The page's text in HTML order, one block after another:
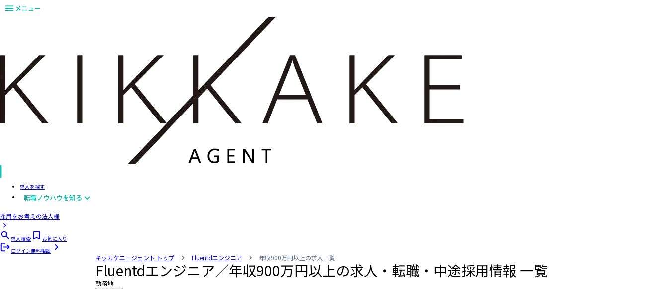
メニュー
求人を探す
転職ノウハウを知る
採用をお考えの法人様
求人検索
お気に入り
ログイン無料相談
キッカケエージェント トップ Fluentdエンジニア 年収900万円以上の求人一覧
Fluentdエンジニア／年収900万円以上の求人・転職・中途採用情報 一覧
勤務地